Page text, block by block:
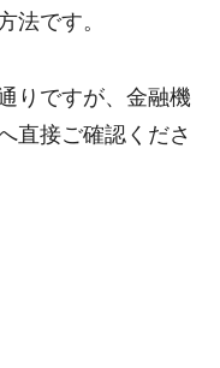
法です。
りですが、金融機
直接ご確認くださ